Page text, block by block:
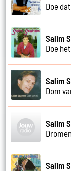
Doe
Salim
Doe
Salim
Dom
Salim
Salim